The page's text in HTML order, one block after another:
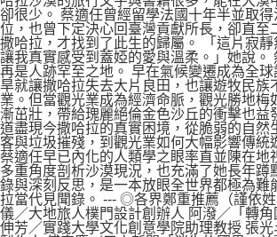
卻很少。 蔡適任曾經留學法國十年半並取
位，也曾下定決心回臺灣貢獻所長，卻直至
撒哈拉，才找到了此生的歸屬。 「這片寂靜
讓我真實感受到蓋婭的愛與溫柔。」她說。
再是人跡罕至之地。 早在氣候變遷成為全
旱就讓撒哈拉失去大片良田，也讓遊牧民族
業。但當觀光業成為經濟命脈，觀光勝地梅
漸茁壯，帶給瑰麗絕倫金色沙丘的衝擊也益
道盡現今撒哈拉的真實困境，從脆弱的自然
客與垃圾摧殘，到觀光業如何大幅影響傳統
蔡適任早已內化的人類學之眼率直並陳在地
多重角度剖析沙漠現況，也充滿了她長年蹲
錄與深刻反思，是一本放眼全世界都極為難
拉當代見聞錄。 --- ◎各界鄭重推薦（謹依
儀／大地旅人樸門設計創辦人 阿潑／「轉角
伸芳／實踐大學文化創意學院助理教授 張光